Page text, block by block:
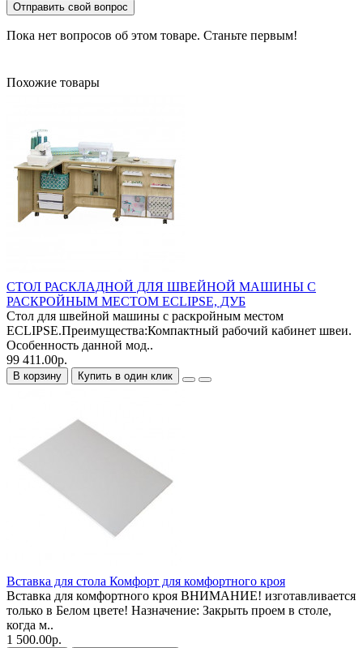
Отправить свой вопрос
Пока нет вопросов об этом товаре. Станьте первым!
Похожие товары
СТОЛ РАСКЛАДНОЙ ДЛЯ ШВЕЙНОЙ МАШИНЫ С
РАСКРОЙНЫМ МЕСТОМ ECLIPSE, ДУБ
Стол для швейной машины с раскройным местом
ECLIPSE.Преимущества:Компактный рабочий кабинет швеи.
Особенность данной мод..
99 411.00р.
В корзину Купить в один клик
Вставка для стола Комфорт для комфортного кроя
Вставка для комфортного кроя ВНИМАНИЕ! изготавливается
только в Белом цвете! Назначение: Закрыть проем в столе,
когда м..
1 500.00р.